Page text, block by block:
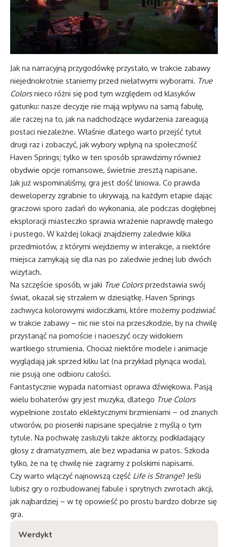
Jak na narracyjną przygodówkę przystało, w trakcie zabawy
niejednokrotnie staniemy przed niełatwymi wyborami. True
Colorsnieco różni się pod tym względem od klasyków
gatunku: nasze decyzje nie mają wpływu na samą fabułę,
ale raczej na to, jak na nadchodzące wydarzenia zareagują
postaci niezależne. Właśnie dlatego warto przejść tytuł
drugi raz i zobaczyć, jak wybory wpłyną na społeczność
Haven Springs; tylko w ten sposób sprawdzimy również
obydwie opcje romansowe, świetnie zresztą napisane.
Jak już wspominaliśmy, gra jest dość liniowa. Co prawda
deweloperzy zgrabnie to ukrywają, na każdym etapie dając
graczowi sporo zadań do wykonania, ale podczas dogłębnej
eksploracji miasteczko sprawia wrażenie naprawdę małego
i pustego. W każdej lokacji znajdziemy zaledwie kilka
przedmiotów, z którymi wejdziemy w interakcje, a niektóre
miejsca zamykają się dla nas po zaledwie jednej lub dwóch
wizytach.
Na szczęście sposób, w jaki True Colorsprzedstawia swój
świat, okazał się strzałem w dziesiątkę. Haven Springs
zachwyca kolorowymi widoczkami, które możemy podziwiać
w trakcie zabawy – nic nie stoi na przeszkodzie, by na chwilę
przystanąć na pomoście i nacieszyć oczy widokiem
wartkiego strumienia. Chociaż niektóre modele i animacje
wyglądają jak sprzed kilku lat (na przykład płynąca woda),
nie psują one odbioru całości.
Fantastycznie wypada natomiast oprawa dźwiękowa. Pasją
wielu bohaterów gry jest muzyka, dlatego True Colors
wypełnione zostało eklektycznymi brzmieniami – od znanych
utworów, po piosenki napisane specjalnie z myślą o tym
tytule. Na pochwałę zasłużyli także aktorzy, podkładający
głosy z dramatyzmem, ale bez wpadania w patos. Szkoda
tylko, że na tę chwilę nie zagramy z polskimi napisami.
Czy warto włączyć najnowszą część Life is Strange? Jeśli
lubisz gry o rozbudowanej fabule i sprytnych zwrotach akcji,
jak najbardziej – w tę opowieść po prostu bardzo dobrze się
gra.
Werdykt